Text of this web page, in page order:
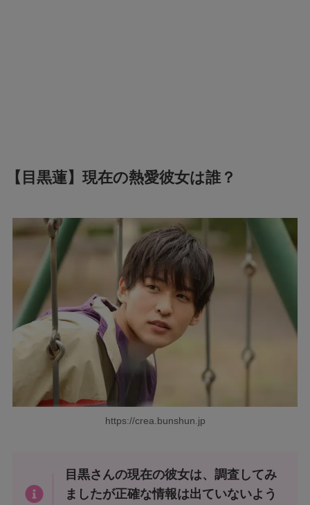
【目黒蓮】現在の熱愛彼女は誰？
https://crea.bunshun.jp
目黒さんの現在の彼女は、調査してみ
ましたが正確な情報は出ていないよう